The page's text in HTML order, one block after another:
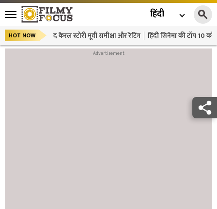
हिंदी
HOT NOW द केरल स्टोरी मूवी समीक्षा और रेटिंग हिंदी सिनेमा की टॉप 10